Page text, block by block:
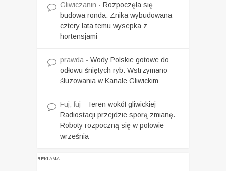
Gliwiczanin - Rozpoczęła się
budowa ronda. Znika wybudowana
cztery lata temu wysepka z
hortensjami
prawda - Wody Polskie gotowe do
odłowu śniętych ryb. Wstrzymano
śluzowania w Kanale Gliwickim
Fuj, fuj - Teren wokół gliwickiej
Radiostacji przejdzie sporą zmianę.
Roboty rozpoczną się w połowie
września
REKLAMA